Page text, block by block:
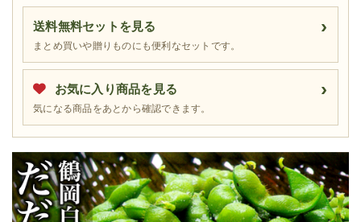
送料無料セットを見る
まとめ買いや贈りものにも便利なセットです。
お気に入り商品を見る
気になる商品をあとから確認できます。